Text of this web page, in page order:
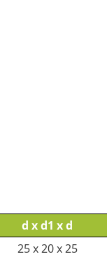
d x d1 x d
25 x 20 x 25